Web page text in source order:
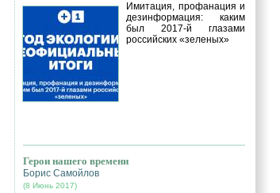
Имитация, профанация и
дезинформация: каким
был 2017-й глазами
российских «зеленых»
Герои нашего времени
Борис Самойлов
(8 Июнь 2017)